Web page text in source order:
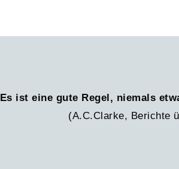
Es ist eine gute Regel, niemals
(A.C.Clarke, Berichte